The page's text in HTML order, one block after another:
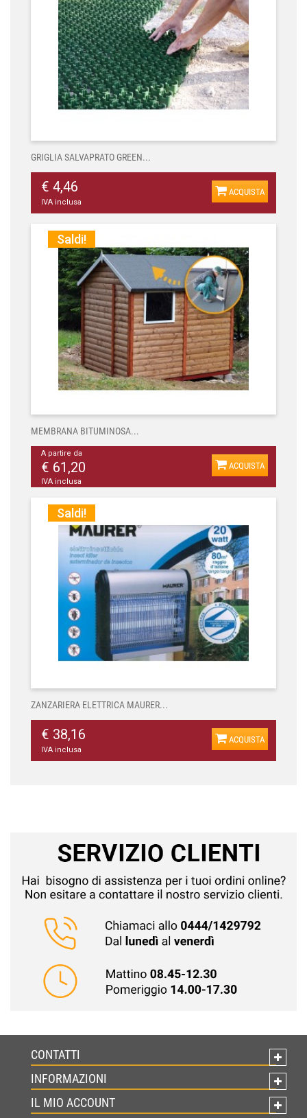
GRIGLIA SALVAPRATO GREEN...
€ 4,46
IVA inclusa
ACQUISTA
Saldi!
MEMBRANA BITUMINOSA...
A partire da
€ 61,20
IVA inclusa
ACQUISTA
Saldi!
ZANZARIERA ELETTRICA MAURER...
€ 38,16
IVA inclusa
ACQUISTA
CONTATTI
INFORMAZIONI
IL MIO ACCOUNT